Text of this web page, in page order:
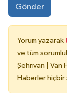
Gönder
Yorum yazarak
ve tüm
Şehrivan | Van
Haberler hiçbir